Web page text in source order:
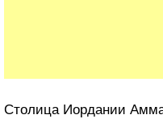
Столица Иордании